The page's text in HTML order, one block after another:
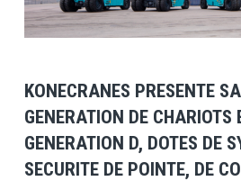
View Post
KONECRANES PRESENTE
GENERATION DE CHARIOTS
GENERATION D, DOTES DE
SECURITE DE POINTE, DE